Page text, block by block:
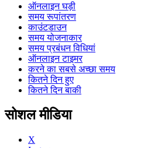
ऑनलाइन घड़ी
समय रूपांतरण
काउंटडाउन
समय योजनाकार
समय प्रबंधन विधियां
ऑनलाइन टाइमर
करने का सबसे अच्छा समय
कितने दिन हुए
कितने दिन बाकी
सोशल मीडिया
X